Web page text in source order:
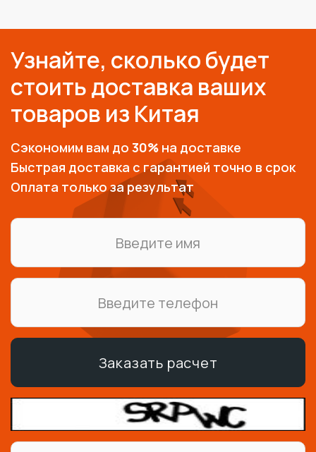
Узнайте, сколько будет
стоить доставка ваших
товаров из Китая
Сэкономим вам до 30% на доставке
Быстрая доставка с гарантией точно в срок
Оплата только за результат
Заказать расчет